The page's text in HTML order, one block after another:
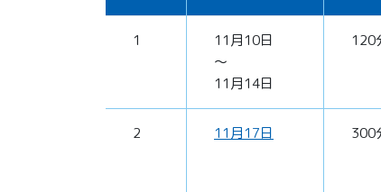
1
11月10日
～
11月14日
120
2 11月17日 300